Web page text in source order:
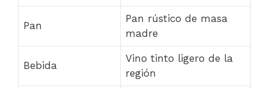
Pan
Pan rústico de masa
madre
Bebida
Vino tinto ligero de la
región